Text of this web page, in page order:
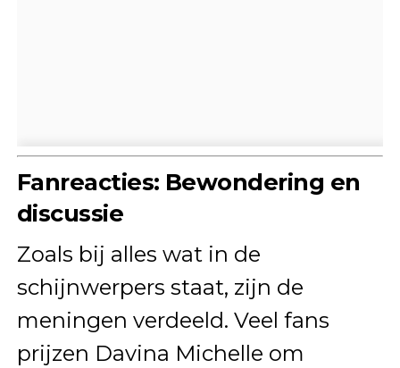
Fanreacties: Bewondering en
discussie
Zoals bij alles wat in de
schijnwerpers staat, zijn de
meningen verdeeld. Veel fans
prijzen Davina Michelle om